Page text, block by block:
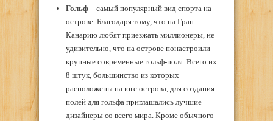
Гольф– самый популярный вид спорта на
острове. Благодаря тому, что на Гран
Канарию любят приезжать миллионеры, не
удивительно, что на острове понастроили
крупные современные гольф-поля. Всего их
8 штук, большинство из которых
расположены на юге острова, для создания
полей для гольфа приглашались лучшие
дизайнеры со всего мира. Кроме обычного